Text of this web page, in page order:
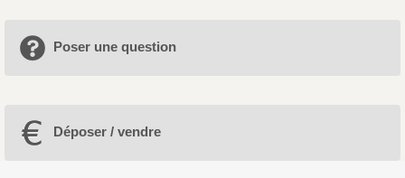
Poser une question
Déposer / vendre